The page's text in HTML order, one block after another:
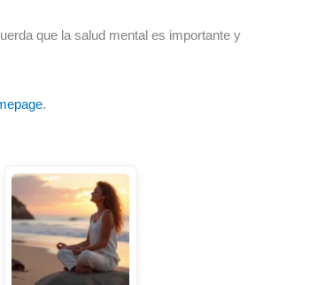
que la salud mental es importante y
.